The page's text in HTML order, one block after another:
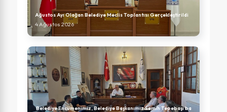
Ağustos Ayı Olağan Belediye Meclis Toplantısı Gerçekleştirildi
4 Ağustos 2026
Belediye Encümenimiz, Belediye Başkanımız Semih Tepebaşı ba